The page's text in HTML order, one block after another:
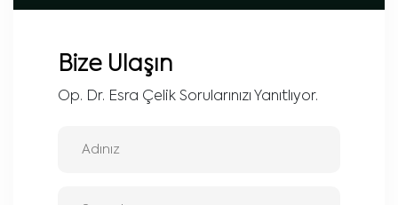
Bize Ulaşın
Op. Dr. Esra Çelik Sorularınızı Yanıtlıyor.